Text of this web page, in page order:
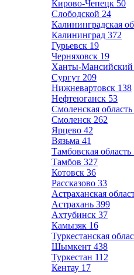
Кирово-Чепецк 50
Слободской 24
Калининградская
Калининград 372
Гурьевск 19
Черняховск 19
Ханты-Мансийский
Сургут 209
Нижневартовск 138
Нефтеюганск 53
Смоленская область
Смоленск 262
Ярцево 42
Вязьма 41
Тамбовская область
Тамбов 327
Котовск 36
Рассказово 33
Астраханская
Астрахань 399
Ахтубинск 37
Камызяк 16
Туркестанская
Шымкент 438
Туркестан 112
Кентау 17